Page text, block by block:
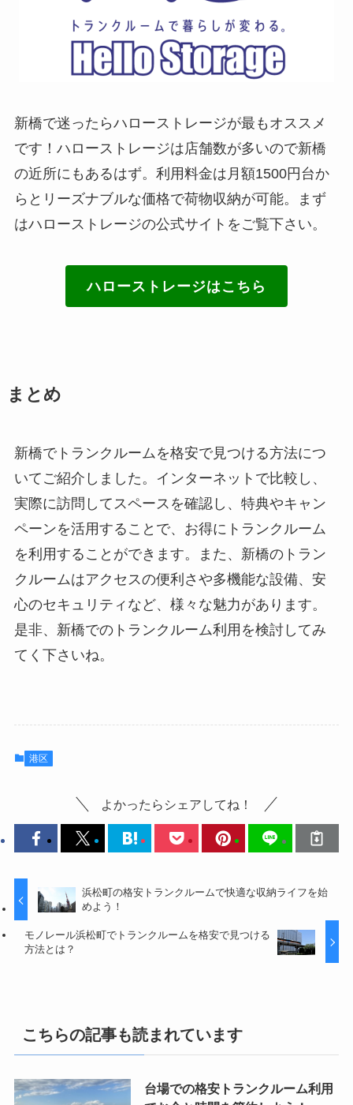
新橋で迷ったらハローストレージが最もオススメ
です！ハローストレージは店舗数が多いので新橋
の近所にもあるはず。利用料金は月額1500円台か
らとリーズナブルな価格で荷物収納が可能。まず
はハローストレージの公式サイトをご覧下さい。
ハローストレージはこちら
まとめ
新橋でトランクルームを格安で見つける方法につ
いてご紹介しました。インターネットで比較し、
実際に訪問してスペースを確認し、特典やキャン
ペーンを活用することで、お得にトランクルーム
を利用することができます。また、新橋のトラン
クルームはアクセスの便利さや多機能な設備、安
心のセキュリティなど、様々な魅力があります。
是非、新橋でのトランクルーム利用を検討してみ
てく下さいね。
港区
よかったらシェアしてね！
浜松町の格安トランクルームで快適な収納ライフを始
めよう！
モノレール浜松町でトランクルームを格安で見つける
方法とは？
こちらの記事も読まれています
台場での格安トランクルーム利用